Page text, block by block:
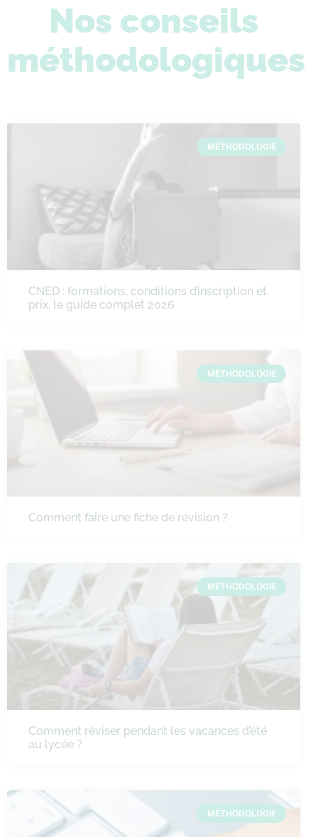
Nos conseils
méthodologiques
MÉTHODOLOGIE
CNED : formations, conditions d’inscription et
prix, le guide complet 2026
MÉTHODOLOGIE
Comment faire une fiche de révision ?
MÉTHODOLOGIE
Comment réviser pendant les vacances d’été
au lycée ?
MÉTHODOLOGIE